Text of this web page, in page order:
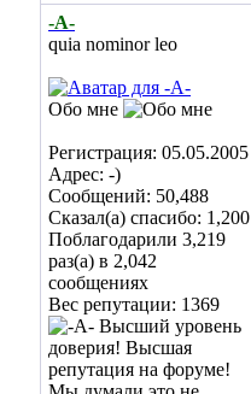
-А-
quia nominor leo
Обо мне
Регистрация: 05.05.2005
Адрес: -)
Сообщений: 50,488
Сказал(а) спасибо: 1,200
Поблагодарили 3,219
раз(а) в 2,042
сообщениях
Вес репутации: 1369